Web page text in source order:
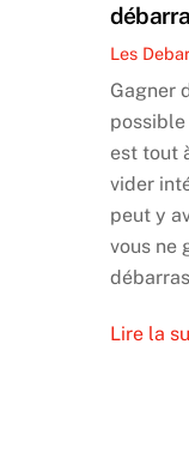
Les
Gagner
possible
est tout
vider
peut y
vous ne
Lire la